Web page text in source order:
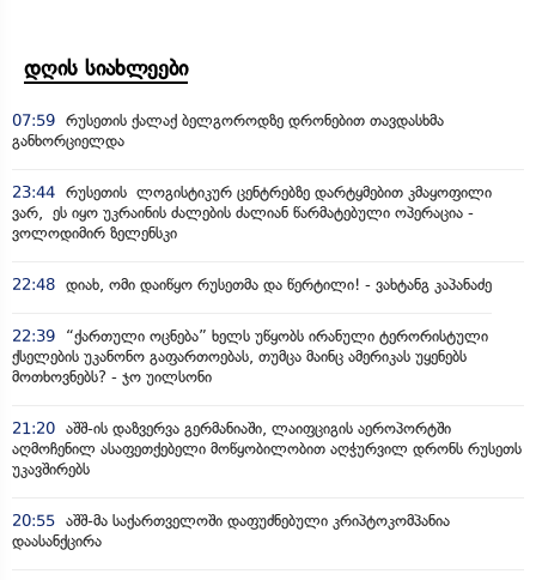
დღის სიახლეები
07:59 რუსეთის ქალაქ ბელგოროდზე დრონებით თავდასხმა
განხორციელდა
23:44 რუსეთის ლოგისტიკურ ცენტრებზე დარტყმებით კმაყოფილი
ვარ, ეს იყო უკრაინის ძალების ძალიან წარმატებული ოპერაცია -
ვოლოდიმირ ზელენსკი
22:48 დიახ, ომი დაიწყო რუსეთმა და წერტილი! - ვახტანგ კაპანაძე
22:39
“ქართული ოცნება” ხელს უწყობს ირანული ტერორისტული
ქსელების უკანონო გაფართოებას, თუმცა მაინც ამერიკას უყენებს
მოთხოვნებს? - ჯო უილსონი
21:20 აშშ-ის დაზვერვა გერმანიაში, ლაიფციგის აეროპორტში
აღმოჩენილ ასაფეთქებელი მოწყობილობით აღჭურვილ დრონს რუსეთს
უკავშირებს
20:55 აშშ-მა საქართველოში დაფუძნებული კრიპტოკომპანია
დაასანქცირა